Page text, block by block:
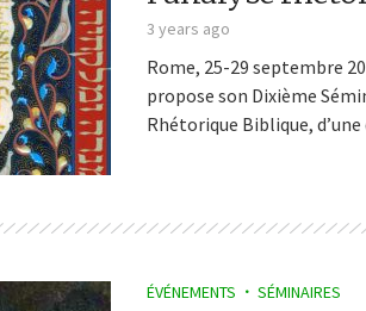
3 years ago
Rome, 25-29 septembre
propose son Dixième
Rhétorique Biblique, d’une
ÉVÉNEMENTS SÉMINAIRES
Douzième Séminaire d’apprentissage de